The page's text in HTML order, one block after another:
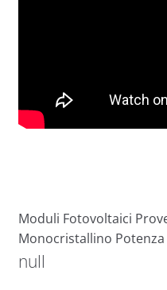
Moduli Fotovoltaici
Monocristallino Potenza
null